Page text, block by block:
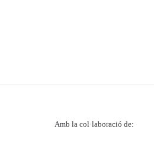
Amb la col·laboració de: